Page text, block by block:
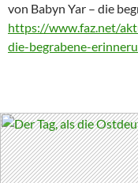
von Babyn Yar – die
https://www.faz.net/
die-begrabene-